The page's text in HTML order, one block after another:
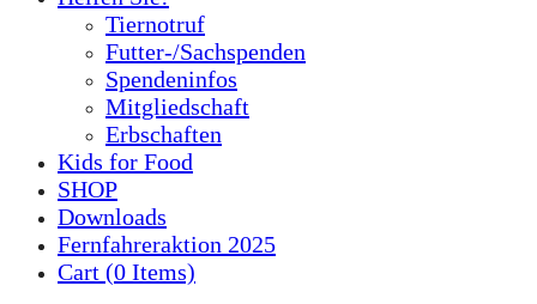
Tiernotruf
Futter-/Sachspenden
Spendeninfos
Mitgliedschaft
Erbschaften
Kids for Food
SHOP
Downloads
Fernfahreraktion 2025
Cart (0 Items)